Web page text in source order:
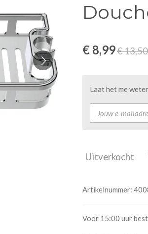
€ 8,99€ 13,50
Laat het me
Uitverkocht
Artikelnummer:
Voor 15:00 uur